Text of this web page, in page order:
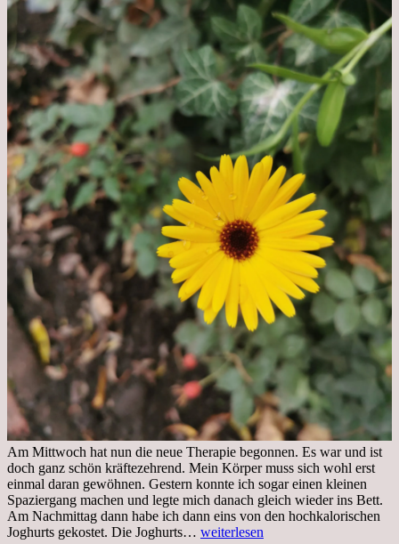
Am Mittwoch hat nun die neue Therapie begonnen. Es war und ist
doch ganz schön kräftezehrend. Mein Körper muss sich wohl erst
einmal daran gewöhnen. Gestern konnte ich sogar einen kleinen
Spaziergang machen und legte mich danach gleich wieder ins Bett.
Am Nachmittag dann habe ich dann eins von den hochkalorischen
Joghurts gekostet. Die Joghurts… Freitag,
weiterlesen